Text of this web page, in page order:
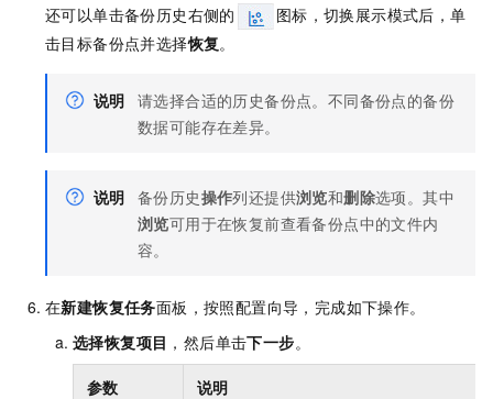
还可以单击备份历史右侧的
图标，切换展示模式后，单
击目标备份点并选择恢复。
说明 请选择合适的历史备份点。不同备份点的备份
数据可能存在差异。
说明 备份历史操作列还提供浏览和删除选项。其中
浏览可用于在恢复前查看备份点中的文件内
容。
在新建恢复任务面板，按照配置向导，完成如下操作。
选择恢复项目 ，然后单击下一步。
参数 说明